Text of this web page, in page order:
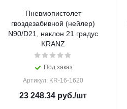
Пневмопистолет
гвоздезабивной (нейлер)
N90/D21, наклон 21 градус
KRANZ
Под заказ
Артикул: KR-16-1620
23 248.34 руб./шт